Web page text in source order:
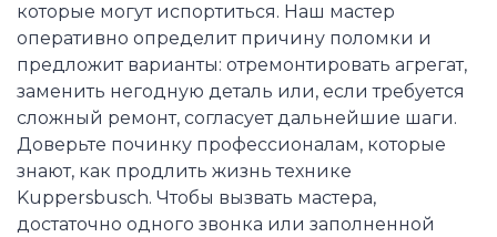
которые могут испортиться. Наш мастер
оперативно определит причину поломки и
предложит варианты: отремонтировать агрегат,
заменить негодную деталь или, если требуется
сложный ремонт, согласует дальнейшие шаги.
Доверьте починку профессионалам, которые
знают, как продлить жизнь технике
Kuppersbusch. Чтобы вызвать мастера,
достаточно одного звонка или заполненной